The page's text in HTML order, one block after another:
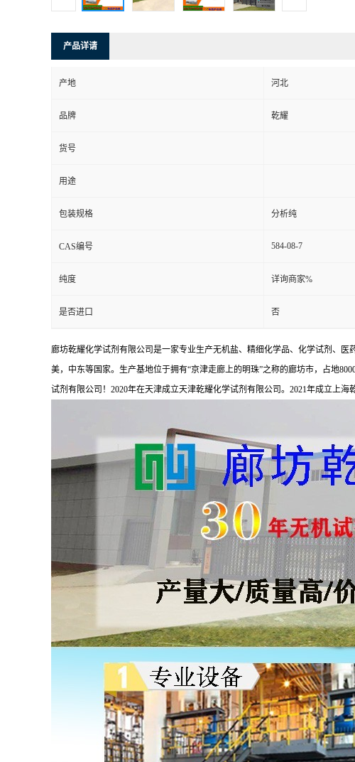
产品详请
产地 河北
品牌 乾耀
货号
用途
包装规格 分析纯
CAS编号 584-08-7
纯度 详询商家%
是否进口 否
廊坊乾耀化学试剂有限公司是一家专业生产无机盐、精细化学品、化学试剂、
美，中东等国家。生产基地位于拥有“京津走廊上的明珠”之称的廊坊市，占地
试剂有限公司！2020年在天津成立天津乾耀化学试剂有限公司。2021年成立上海